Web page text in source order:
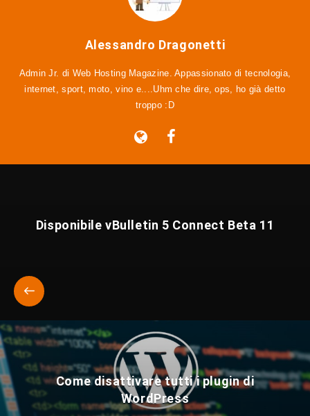
Alessandro Dragonetti
Admin Jr. di Web Hosting Magazine. Appassionato di tecnologia,
internet, sport, moto, vino e....Uhm che dire, ops, ho già detto
troppo :D
Disponibile vBulletin 5 Connect Beta 11
Come disattivare tutti i plugin di
WordPress